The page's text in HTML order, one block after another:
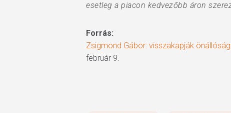
esetleg a piacon kedvezőbb áron
Forrás:
Zsigmond Gábor: visszakapják
február 9.